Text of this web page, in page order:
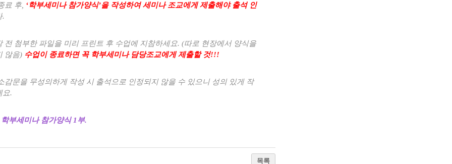
료 후, ‘학부세미나 참가양식’을 작성하여 세미나 조교에게 제출해야 출석 인
.
전 첨부한 파일을 미리 프린트 후 수업에 지참하세요. (따로 현장에서 양식을
않음) 수업이 종료하면 꼭 학부세미나 담당조교에게 제출할 것!!!
감문을 무성의하게 작성 시 출석으로 인정되지 않을 수 있으니 성의 있게 작
요.
학부세미나 참가양식 1 부.
목록